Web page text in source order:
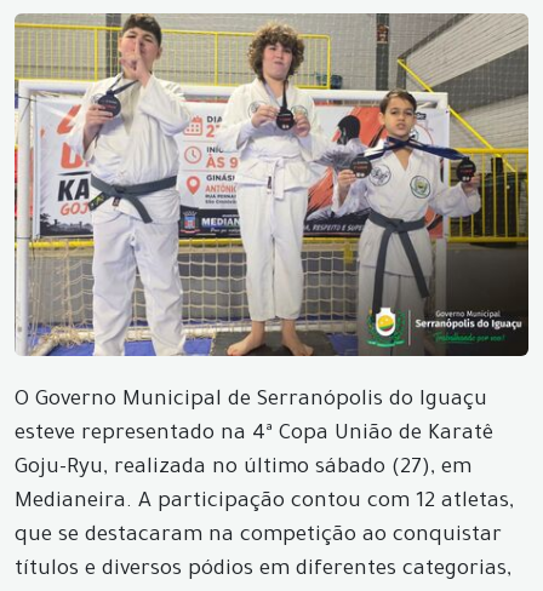
O Governo Municipal de Serranópolis do Iguaçu
esteve representado na 4ª Copa União de Karatê
Goju-Ryu, realizada no último sábado (27), em
Medianeira. A participação contou com 12 atletas,
que se destacaram na competição ao conquistar
títulos e diversos pódios em diferentes categorias,